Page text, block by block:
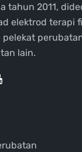
tahun 2011,
elektrod terapi
lain.